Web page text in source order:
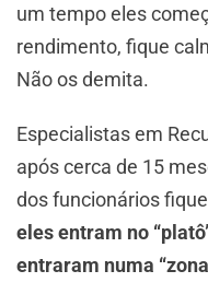
um tempo eles
rendimento, fique
Não os demita.
Especialistas em
após cerca de 15
dos funcionários
eles entram no
entraram numa